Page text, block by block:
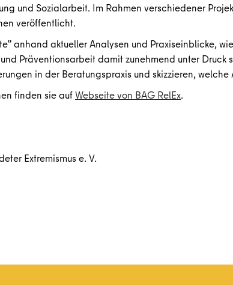
und Sozialarbeit. Im Rahmen verschiedener
veröffentlicht.
anhand aktueller Analysen und Praxiseinblicke,
Präventionsarbeit damit zunehmend unter
in der Beratungspraxis und skizzieren,
finden sie aufWebseite von BAG RelEx.
Extremismus e. V.